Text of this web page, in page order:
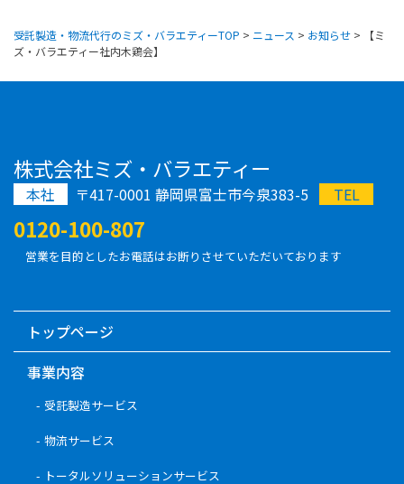
受託製造・物流代行のミズ・バラエティーTOP > ニュース > お知らせ >
【ミ
ズ・バラエティー社内木鶏会】
株式会社ミズ・バラエティー
本社 〒417-0001 静岡県富士市今泉383-5 TEL
0120-100-807
営業を目的としたお電話はお断りさせていただいております
トップページ
事業内容
受託製造サービス
物流サービス
トータルソリューションサービス